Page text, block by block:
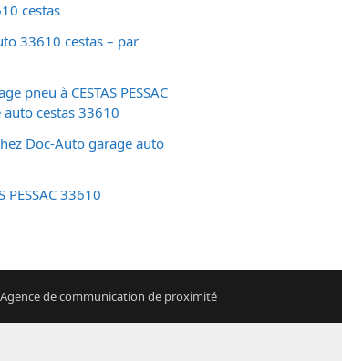
cestas
33610 cestas – par
pneu à CESTAS PESSAC
cestas 33610
Doc-Auto garage auto
PESSAC 33610
de communication de proximité